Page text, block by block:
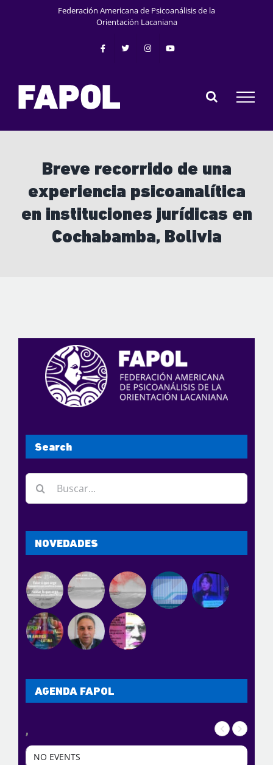
Federación Americana de Psicoanálisis de la
Orientación Lacaniana
Breve recorrido de una
experiencia psicoanalítica
en instituciones jurídicas en
Cochabamba, Bolivia
Search
Buscar:
NOVEDADES
AGENDA FAPOL
,
NO EVENTS